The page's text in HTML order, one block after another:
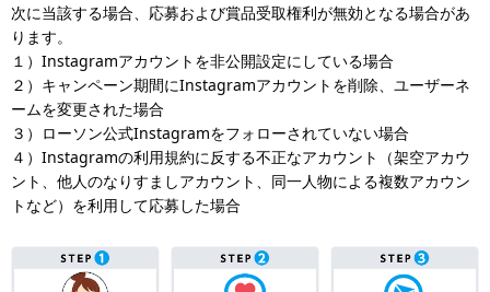
次に当該する場合、応募および賞品受取権利が無効となる場合があ
ります。
１）Instagramアカウントを非公開設定にしている場合
２）キャンペーン期間にInstagramアカウントを削除、ユーザーネ
ームを変更された場合
３）ローソン公式Instagramをフォローされていない場合
４）Instagramの利用規約に反する不正なアカウント（架空アカウ
ント、他人のなりすましアカウント、同一人物による複数アカウン
トなど）を利用して応募した場合